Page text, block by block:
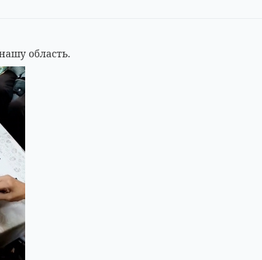
область.